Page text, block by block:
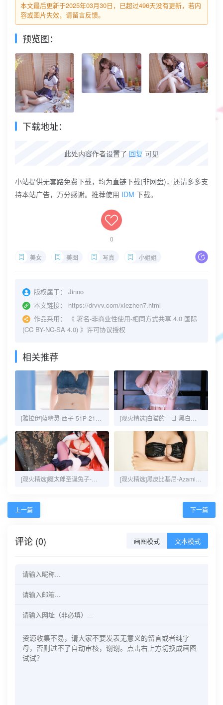
本文最后更新于2025年03月30日，已超过496天没有更新，若内
容或图片失效，请留言反馈。
预览图：
下载地址：
此处内容作者设置了 回复 可见
小站提供无套路免费下载，均为直链下载(非网盘)，还请多多支
持本站广告，万分感谢。推荐使用 IDM 下载。
0
美女 美图 写真 小姐姐
版权属于：
Jinno
本文链接：
https://drvvv.com/xiezhen7.html
作品采用：
《 署名-非商业性使用-相同方式共享 4.0 国际
(CC BY-NC-SA 4.0) 》许可协议授权
相关推荐
上一篇 下一篇
评论 (0) 画图模式 文本模式